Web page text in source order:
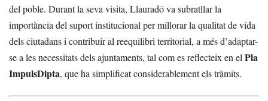
del poble. Durant la seva visita, Llauradó va subratllar la
importància del suport institucional per millorar la qualitat de vida
dels ciutadans i contribuir al reequilibri territorial, a més d’adaptar-
se a les necessitats dels ajuntaments, tal com es reflecteix en el Pla
ImpulsDipta, que ha simplificat considerablement els tràmits.